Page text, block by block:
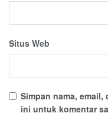
Situs Web
Simpan nama,
ini untuk komentar